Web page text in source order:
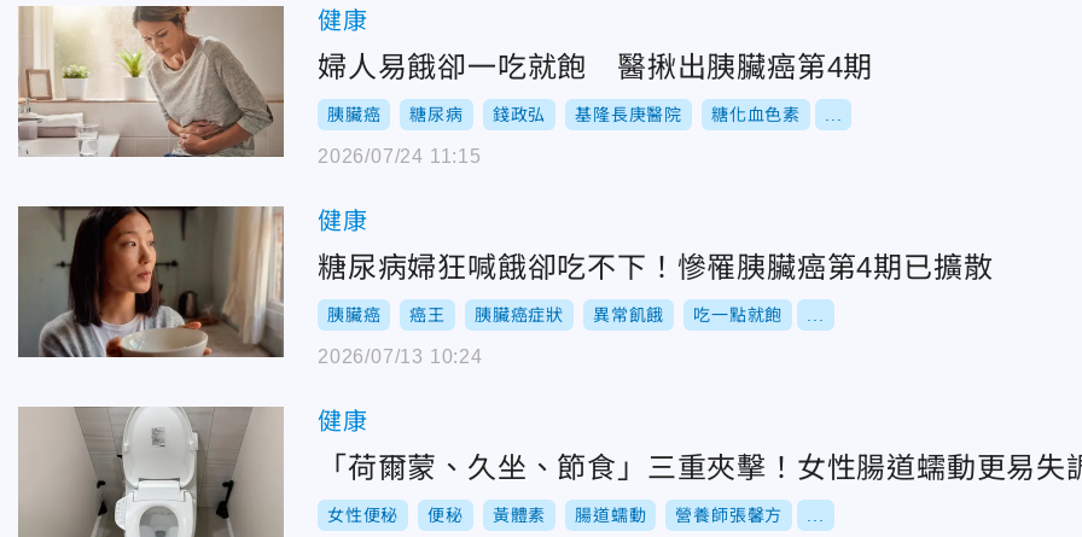
健康
婦人易餓卻一吃就飽 醫揪出胰臟癌第4期
胰臟癌 糖尿病 錢政弘 基隆長庚醫院 糖化血色素
2026/07/24 11:15
健康
糖尿病婦狂喊餓卻吃不下！慘罹胰臟癌第4期已擴散
胰臟癌 癌王 胰臟癌症狀 異常飢餓 吃一點就飽
2026/07/13 10:24
健康
「荷爾蒙、久坐、節食」三重夾擊！女性腸道蠕動更易失
女性便秘 便秘 黃體素 腸道蠕動 營養師張馨方